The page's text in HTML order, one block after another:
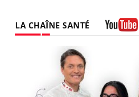
LA CHAÎNE SANTÉ